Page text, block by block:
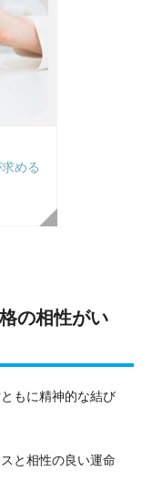
める
の相性がい
もに精神的な結び
と相性の良い運命